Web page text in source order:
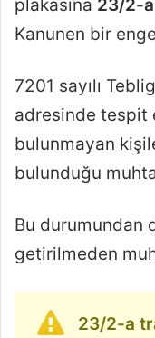
plakasına 23/2-
Kanunen bir
7201 sayılı
adresinde tespit
bulunmayan
bulunduğu
Bu durumundan
getirilmeden
23/2-a